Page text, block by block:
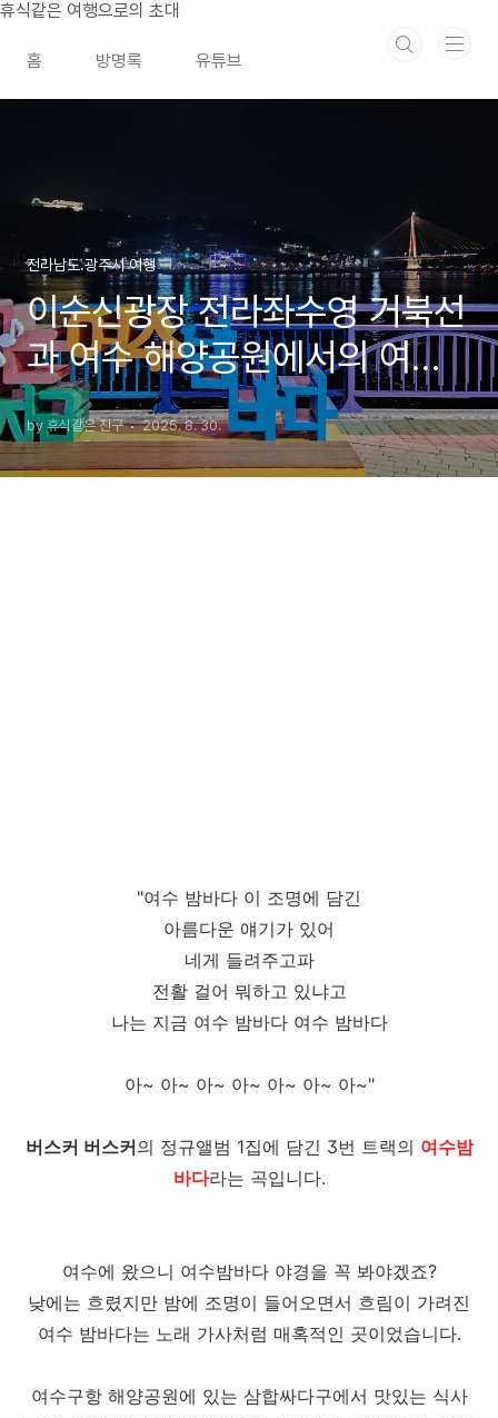
본문 바로가기
휴식같은 여행으로의 초대
홈 방명록 유튜브
전라남도.광주시 여행
이순신광장 전라좌수영 거북선
과 여수 해양공원에서의 여수
밤바다 야경
by 휴식같은 친구 2025. 8. 30.
"여수 밤바다 이 조명에 담긴
아름다운 얘기가 있어
네게 들려주고파
전활 걸어 뭐하고 있냐고
나는 지금 여수 밤바다 여수 밤바다
아~ 아~ 아~ 아~ 아~ 아~ 아~"
버스커 버스커의 정규앨범 1집에 담긴 3번 트랙의 여수밤
바다라는 곡입니다.
여수에 왔으니 여수밤바다 야경을 꼭 봐야겠죠?
낮에는 흐렸지만 밤에 조명이 들어오면서 흐림이 가려진
여수 밤바다는 노래 가사처럼 매혹적인 곳이었습니다.
여수구항 해양공원에 있는 삼합싸다구에서 맛있는 식사